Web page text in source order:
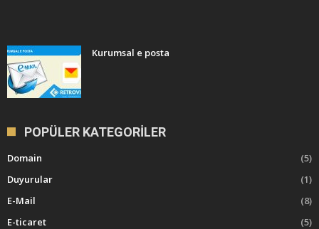
Kurumsal e posta
POPÜLER KATEGORILER
Domain
(5)
Duyurular
(1)
E-Mail
(8)
E-ticaret
(5)